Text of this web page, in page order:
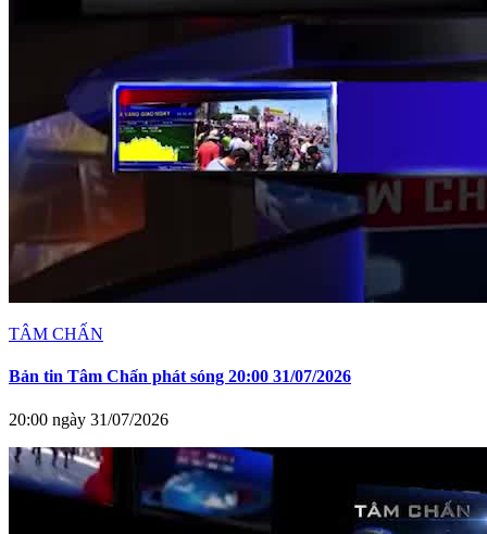
TÂM CHẤN
Bản tin Tâm Chấn phát sóng 20:00 31/07/2026
20:00 ngày 31/07/2026